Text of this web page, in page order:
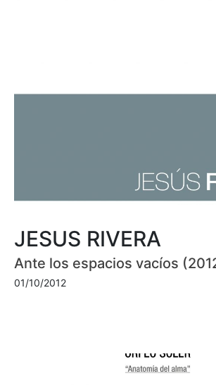
JESUS RIVERA
Ante los espacios vacíos
01/10/2012